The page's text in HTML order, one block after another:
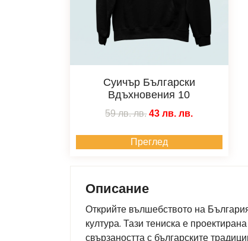
Суичър Български
Вдъхновения 10
59 лв.лв. 43 лв.лв.
Преглед
Описание
Открийте вълшебството на
култура. Тази тениска е
свързаността с българските